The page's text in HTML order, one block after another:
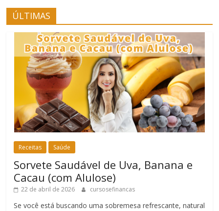
ÚLTIMAS
Receitas Saúde
Sorvete Saudável de Uva, Banana e
Cacau (com Alulose)
22 de abril de 2026 cursosefinancas
Se você está buscando uma sobremesa refrescante, natural